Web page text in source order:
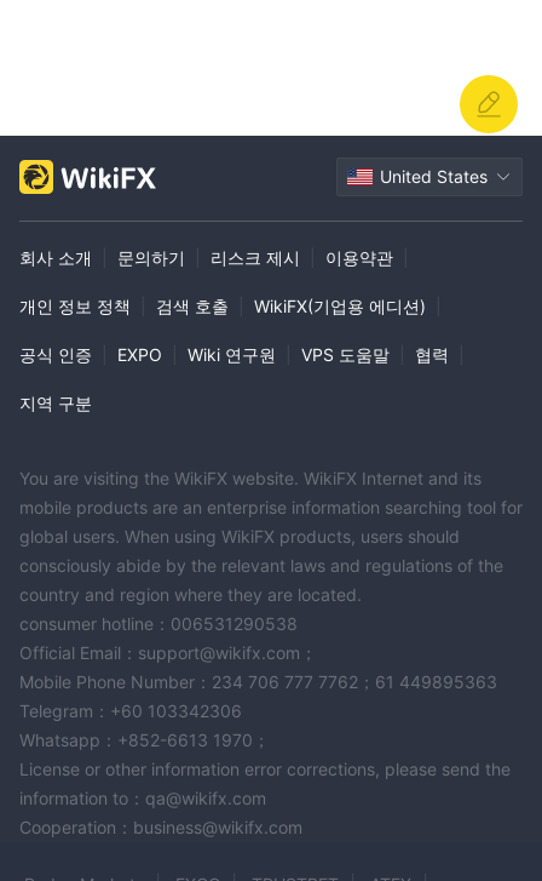
TWS(Trader WorkStation)는 주식, ETF, 선물 및 옵션 거래에 적합
한 특정 거래 모듈이 포함된 고성능 플랫폼입니다.
웹 트레이더
WebTrader는 모든 컴퓨터에서 웹 브라우저를 통해 접근할 수 있는
편리한 거래 플랫폼입니다.
모바일 트레이더
i-Mode를 사용하는 기타 장치에서 사용할 수 있는 다운로드 가능한
앱입니다.
Agena Trader는 기술 수준이나 거래량에 관계없이 모든 거래자에
소개 브로커로서 이러한 플랫폼은 모두 Interactive Brokers 거래 계
입금 및 출금
CapTrader계좌 유형을 개설하려면 최소 입금액 2,000유로 또는 달
러가 필요합니다.
거래 계정에 자금을 조달하기 위해 회사에서 허용하는 유일한 지불
방법은 은행 송금입니다. 이익 인출은 은행 송금으로만 가능합니다.
그러나 유로, 미국 달러, 스위스 프랑 및 영국 파운드를 포함한 여러
통화로 예금 및 인출이 가능합니다.
인출 금액은 일반적으로 영업일 기준 며칠 이내에 거래자의 은행 계
좌로 입금됩니다.
고객 서비스
United States
회사 소개 문의하기 리스크 제시 이용약관
개인 정보 정책 검색 호출 WikiFX(기업용 에디션)
공식 인증 EXPO Wiki 연구원 VPS 도움말 협력
지역 구분
You are visiting the WikiFX website. WikiFX Internet and its
mobile products are an enterprise information searching tool for
global users. When using WikiFX products, users should
consciously abide by the relevant laws and regulations of the
country and region where they are located.
consumer hotline：006531290538
Official Email：support@wikifx.com；
Mobile Phone Number：234 706 777 7762；61 449895363
Telegram：+60 103342306
Whatsapp：+852-6613 1970；
License or other information error corrections, please send the
information to：qa@wikifx.com
Cooperation：business@wikifx.com